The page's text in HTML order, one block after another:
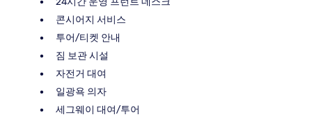
콘시어지 서비스
투어/티켓 안내
짐 보관 시설
자전거 대여
일광욕 의자
세그웨이 대여/투어